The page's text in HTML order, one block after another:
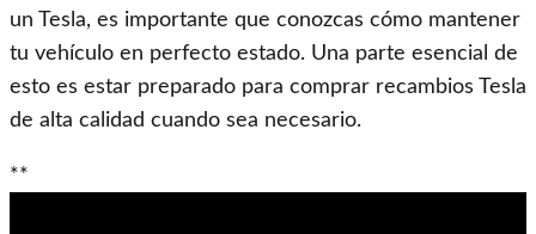
un Tesla, es importante que conozcas cómo mantener
tu vehículo en perfecto estado. Una parte esencial de
esto es estar preparado para comprar recambios Tesla
de alta calidad cuando sea necesario.
**